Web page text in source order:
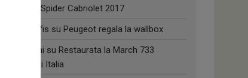
Abarth 124 Spider Cabriolet 2017
riccardo biffis su Peugeot regala la wallbox
Paolo Ferrini su Restaurata la March 733
campione di Italia